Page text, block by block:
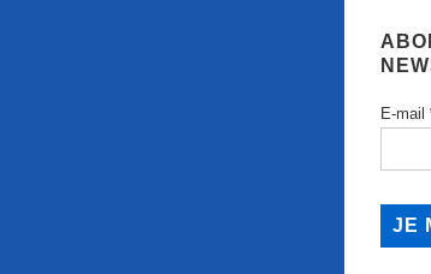
E-mail